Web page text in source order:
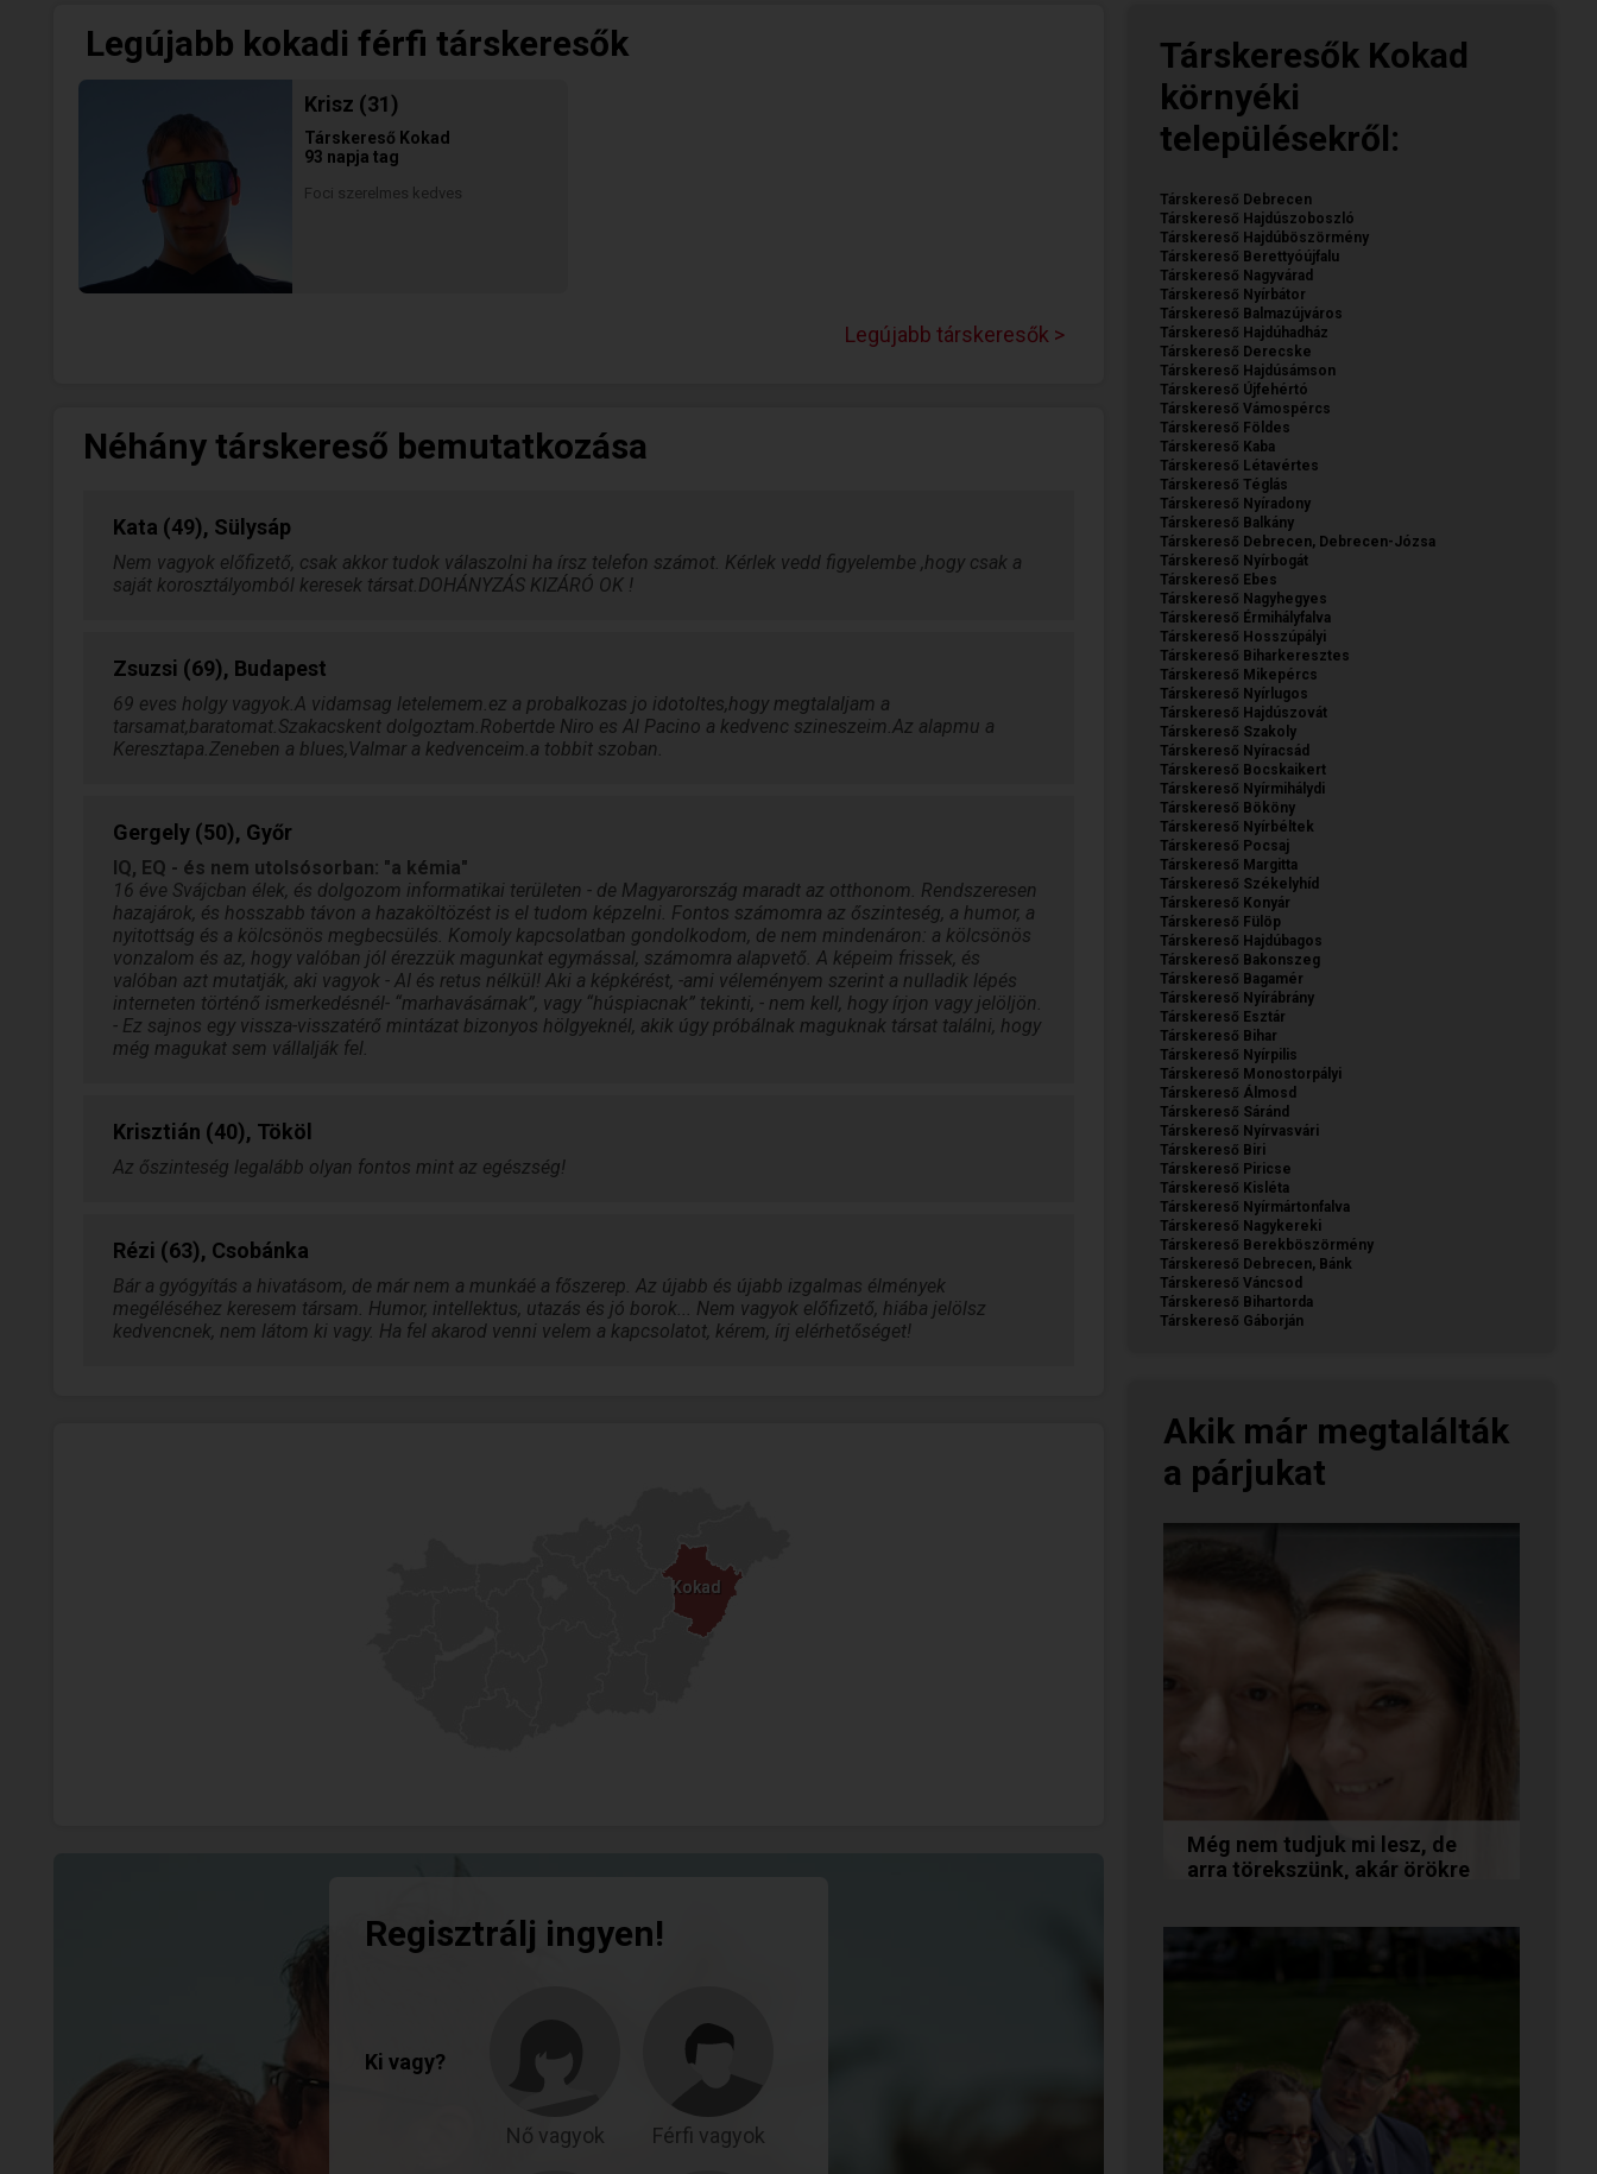
Legújabb kokadi férfi társkeresők
Krisz (31)
Társkereső Kokad
93 napja tag
Foci szerelmes kedves
Legújabb társkeresők >
Néhány társkereső bemutatkozása
Kata (49), Sülysáp
Nem vagyok előfizető, csak akkor tudok válaszolni ha írsz telefon számot. Kérlek vedd figyelembe ,hogy csak a
saját korosztályomból keresek társat.DOHÁNYZÁS KIZÁRÓ OK !
Zsuzsi (69), Budapest
69 eves holgy vagyok.A vidamsag letelemem.ez a probalkozas jo idotoltes,hogy megtalaljam a
tarsamat,baratomat.Szakacskent dolgoztam.Robertde Niro es Al Pacino a kedvenc szineszeim.Az alapmu a
Keresztapa.Zeneben a blues,Valmar a kedvenceim.a tobbit szoban.
Gergely (50), Győr
IQ, EQ - és nem utolsósorban: "a kémia"
16 éve Svájcban élek, és dolgozom informatikai területen - de Magyarország maradt az otthonom. Rendszeresen
hazajárok, és hosszabb távon a hazaköltözést is el tudom képzelni. Fontos számomra az őszinteség, a humor, a
nyitottság és a kölcsönös megbecsülés. Komoly kapcsolatban gondolkodom, de nem mindenáron: a kölcsönös
vonzalom és az, hogy valóban jól érezzük magunkat egymással, számomra alapvető. A képeim frissek, és
valóban azt mutatják, aki vagyok - AI és retus nélkül! Aki a képkérést, -ami véleményem szerint a nulladik lépés
interneten történő ismerkedésnél- “marhavásárnak”, vagy “húspiacnak” tekinti, - nem kell, hogy írjon vagy jelöljön.
- Ez sajnos egy vissza-visszatérő mintázat bizonyos hölgyeknél, akik úgy próbálnak maguknak társat találni, hogy
még magukat sem vállalják fel.
Krisztián (40), Tököl
Az őszinteség legalább olyan fontos mint az egészség!
Rézi (63), Csobánka
Bár a gyógyítás a hivatásom, de már nem a munkáé a főszerep. Az újabb és újabb izgalmas élmények
megéléséhez keresem társam. Humor, intellektus, utazás és jó borok... Nem vagyok előfizető, hiába jelölsz
kedvencnek, nem látom ki vagy. Ha fel akarod venni velem a kapcsolatot, kérem, írj elérhetőséget!
Kokad
Kokad
Regisztrálj ingyen!
Ki vagy?
Nő vagyok Férfi vagyok
Társkeresők Kokad
környéki
településekről:
Társkereső Debrecen
Társkereső Hajdúszoboszló
Társkereső Hajdúböszörmény
Társkereső Berettyóújfalu
Társkereső Nagyvárad
Társkereső Nyírbátor
Társkereső Balmazújváros
Társkereső Hajdúhadház
Társkereső Derecske
Társkereső Hajdúsámson
Társkereső Újfehértó
Társkereső Vámospércs
Társkereső Földes
Társkereső Kaba
Társkereső Létavértes
Társkereső Téglás
Társkereső Nyíradony
Társkereső Balkány
Társkereső Debrecen, Debrecen-Józsa
Társkereső Nyírbogát
Társkereső Ebes
Társkereső Nagyhegyes
Társkereső Érmihályfalva
Társkereső Hosszúpályi
Társkereső Biharkeresztes
Társkereső Mikepércs
Társkereső Nyírlugos
Társkereső Hajdúszovát
Társkereső Szakoly
Társkereső Nyíracsád
Társkereső Bocskaikert
Társkereső Nyírmihálydi
Társkereső Bököny
Társkereső Nyírbéltek
Társkereső Pocsaj
Társkereső Margitta
Társkereső Székelyhíd
Társkereső Konyár
Társkereső Fülöp
Társkereső Hajdúbagos
Társkereső Bakonszeg
Társkereső Bagamér
Társkereső Nyírábrány
Társkereső Esztár
Társkereső Bihar
Társkereső Nyírpilis
Társkereső Monostorpályi
Társkereső Álmosd
Társkereső Sáránd
Társkereső Nyírvasvári
Társkereső Biri
Társkereső Piricse
Társkereső Kisléta
Társkereső Nyírmártonfalva
Társkereső Nagykereki
Társkereső Berekböszörmény
Társkereső Debrecen, Bánk
Társkereső Váncsod
Társkereső Bihartorda
Társkereső Gáborján
Akik már megtalálták
a párjukat
Még nem tudjuk mi lesz, de
arra törekszünk, akár örökre
A következő levelet Katalin és